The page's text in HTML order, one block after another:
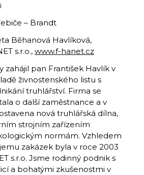
– Brandt
Běhanová Havlíková,
s.r.o., www.f-hanet.cz
zahájil pan František Havlík v
živnostenského listu s
truhlářství. Firma se
o další zaměstnance a v
nová truhlářská dílna,
strojním zařízením
normám. Vzhledem
zakázek byla v roce 2003
s.r.o. Jsme rodinný podnik s
a bohatými zkušenostmi v